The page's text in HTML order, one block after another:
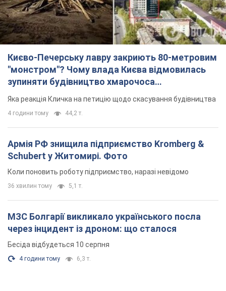
Києво-Печерську лавру закриють 80-метровим
"монстром"? Чому влада Києва відмовилась
зупиняти будівництво хмарочоса
"московського вірянина"
Яка реакція Кличка на петицію щодо скасування будівництва
4 години тому 44,2 т.
Армія РФ знищила підприємство Kromberg &
Schubert у Житомирі. Фото
Коли поновить роботу підприємство, наразі невідомо
36 хвилин тому 5,1 т.
МЗС Болгарії викликало українського посла
через інцидент із дроном: що сталося
Бесіда відбудеться 10 серпня
4 години тому 6,3 т.